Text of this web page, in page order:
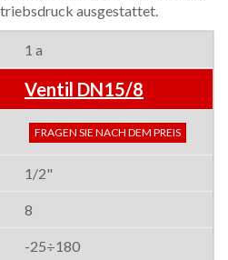
ausgestattet.
1 a
Ventil DN15/8
FRAGEN SIE NACH DEM PREIS
1/2"
8
-25÷180